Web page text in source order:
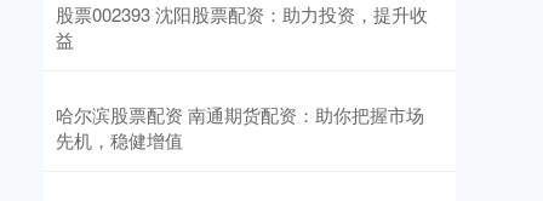
股票002393 沈阳股票配资：助力投资，提升收
益
哈尔滨股票配资 南通期货配资：助你把握市场
先机，稳健增值